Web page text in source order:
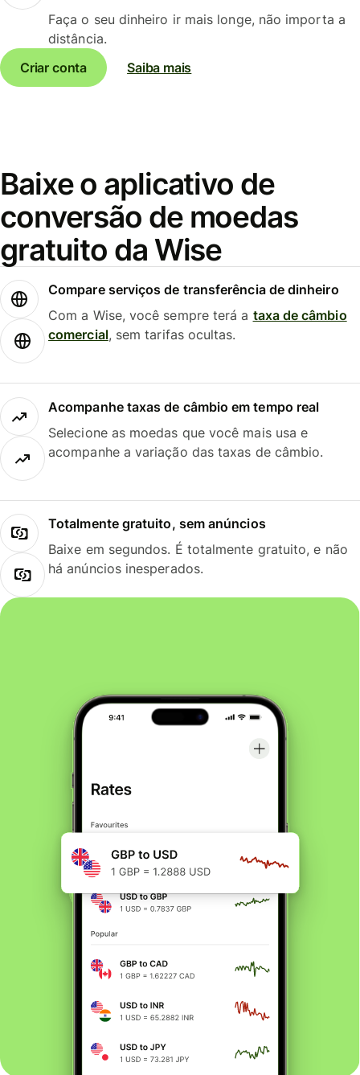
Faça o seu dinheiro ir mais longe, não importa a
distância.
Criar conta
Saiba mais
Baixe o aplicativo de
conversão de moedas
gratuito da Wise
Compare serviços de transferência de dinheiro
Com a Wise, você sempre terá a taxa de câmbio
comercial, sem tarifas ocultas.
Acompanhe taxas de câmbio em tempo real
Selecione as moedas que você mais usa e
acompanhe a variação das taxas de câmbio.
Totalmente gratuito, sem anúncios
Baixe em segundos. É totalmente gratuito, e não
há anúncios inesperados.